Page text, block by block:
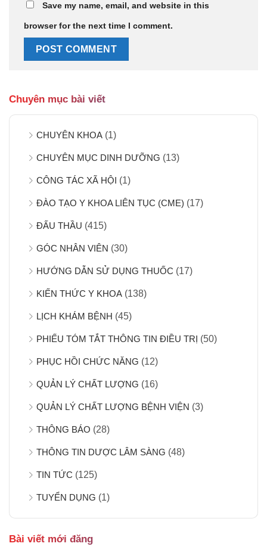
Save my name, email, and website in this
browser for the next time I comment.
Chuyên mục bài viết
CHUYÊN KHOA (1)
CHUYÊN MỤC DINH DƯỠNG (13)
CÔNG TÁC XÃ HỘI (1)
ĐÀO TẠO Y KHOA LIÊN TỤC (CME) (17)
ĐẤU THẦU (415)
GÓC NHÂN VIÊN (30)
HƯỚNG DẪN SỬ DỤNG THUỐC (17)
KIẾN THỨC Y KHOA (138)
LỊCH KHÁM BỆNH (45)
PHIẾU TÓM TẮT THÔNG TIN ĐIỀU TRỊ (50)
PHỤC HỒI CHỨC NĂNG (12)
QUẢN LÝ CHẤT LƯỢNG (16)
QUẢN LÝ CHẤT LƯỢNG BỆNH VIỆN (3)
THÔNG BÁO (28)
THÔNG TIN DƯỢC LÂM SÀNG (48)
TIN TỨC (125)
TUYỂN DỤNG (1)
Bài viết mới đăng